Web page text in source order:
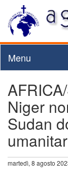
Menu
Niger
Sudan
martedì, 8 agosto